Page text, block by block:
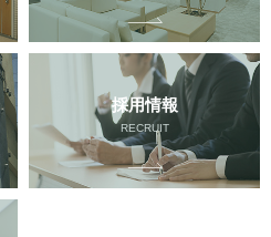
採用情報
RECRUIT